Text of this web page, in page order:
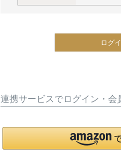
)
(必
ログ
連携サービスでログイン・会